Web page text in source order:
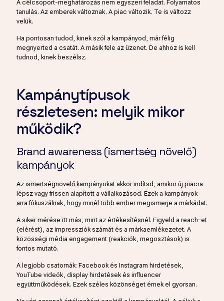
A célcsoport-meghatározás nem egyszeri feladat. Folyamatos
tanulás. Az emberek változnak. A piac változik. Te is változz
velük.
Ha pontosan tudod, kinek szól a kampányod, már félig
megnyerted a csatát. A másik fele az üzenet. De ahhoz is kell
tudnod, kinek beszélsz.
Kampánytípusok
részletesen: melyik mikor
működik?
Brand awareness (ismertség növelő)
kampányok
Az ismertségnövelő kampányokat akkor indítsd, amikor új piacra
lépsz vagy frissen alapított a vállalkozásod. Ezek a kampányok
arra fókuszálnak, hogy minél több ember megismerje a márkádat.
A siker mérése itt más, mint az értékesítésnél. Figyeld a reach-et
(elérést), az impressziók számát és a márkaemlékezetet. A
közösségi média engagement (reakciók, megosztások) is
fontos mutató.
A legjobb csatornák: Facebook és Instagram hirdetések,
YouTube videók, display hirdetések és influencer
együttműködések. Ezek széles közönséget érnek el gyorsan.